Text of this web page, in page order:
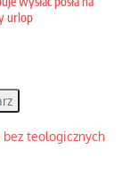
urlop
teologicznych